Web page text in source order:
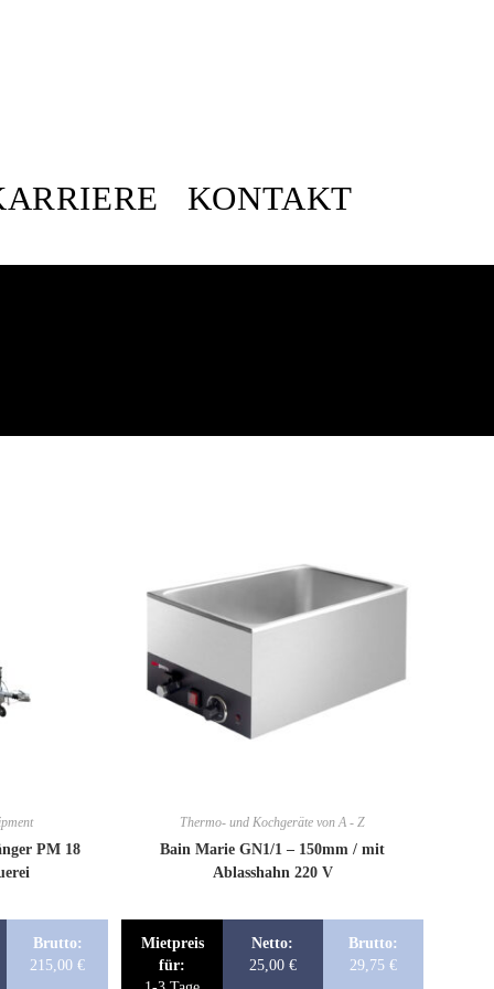
KONTAKT
PM 18
Brutto:
215,00€
Thermo- und Kochgeräte von A - Z
Bain Marie GN1/1 – 150mm / mit
Ablasshahn 220 V
Mietpreis
für:
Netto:
25,00 €
Brutto:
29,75€